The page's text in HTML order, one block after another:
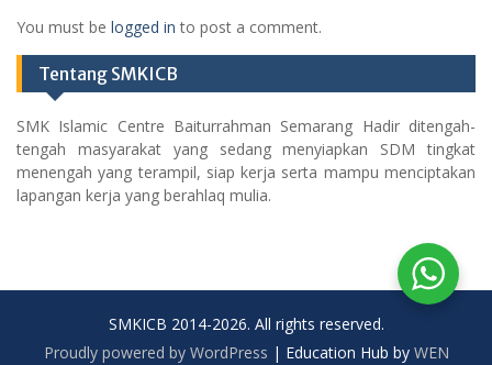
You must be logged in to post a comment.
Tentang SMKICB
SMK Islamic Centre Baiturrahman Semarang Hadir ditengah-
tengah masyarakat yang sedang menyiapkan SDM tingkat
menengah yang terampil, siap kerja serta mampu menciptakan
lapangan kerja yang berahlaq mulia.
SMKICB 2014-2026. All rights reserved.
Proudly powered by WordPress | Education Hub by WEN